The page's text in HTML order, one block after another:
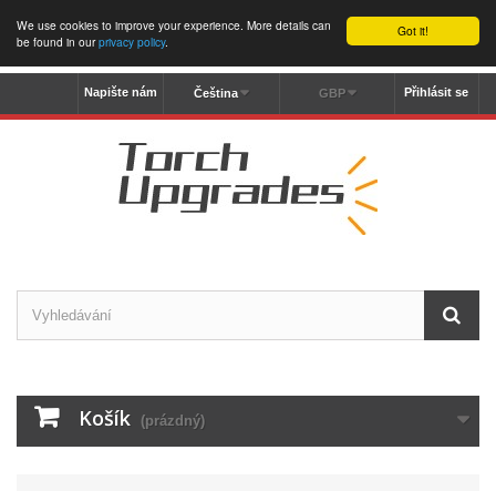
Got it!
We use cookies to improve your experience. More details can
be found in ourprivacy policy.
Přihlásit se
GBP
Čeština
Napište nám
Košík (prázdný)